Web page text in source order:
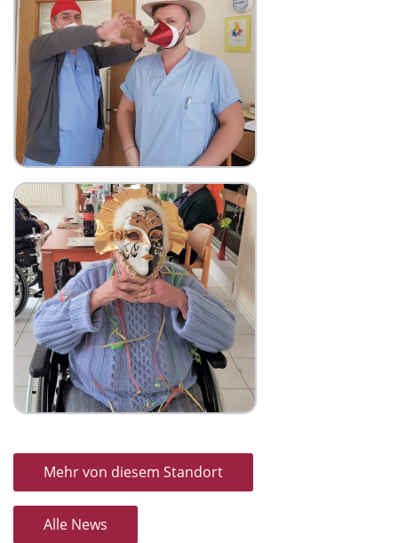
Mehr von diesem Standort
Alle News